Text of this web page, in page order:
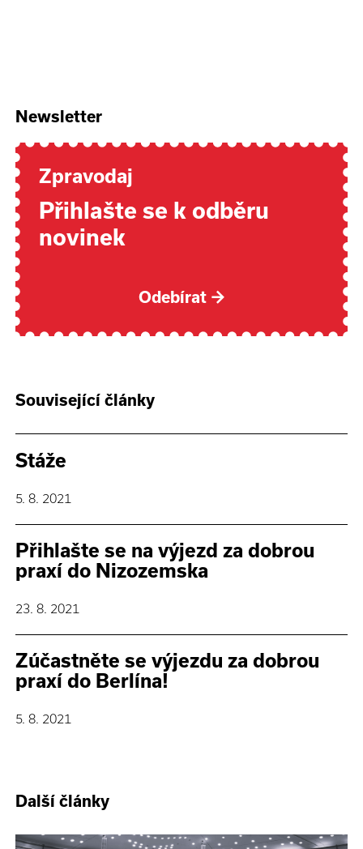
Newsletter
Zpravodaj
Přihlašte se k odběru
novinek
Odebírat →
Související články
Stáže
5. 8. 2021
Přihlašte se na výjezd za dobrou
praxí do Nizozemska
23. 8. 2021
Zúčastněte se výjezdu za dobrou
praxí do Berlína!
5. 8. 2021
Další články